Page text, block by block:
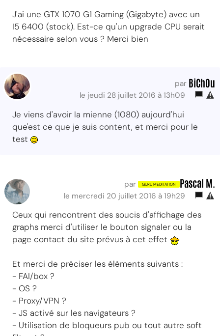
J'ai une GTX 1070 G1 Gaming (Gigabyte) avec un
I5 6400 (stock). Est-ce qu'un upgrade CPU serait
nécessaire selon vous ? Merci bien
par BiChOu
le jeudi 28 juillet 2016 à 13h09
Je viens d'avoir la mienne (1080) aujourd'hui
que'est ce que je suis content, et merci pour le
test
par Pascal M.
le mercredi 20 juillet 2016 à 19h29
Ceux qui rencontrent des soucis d'affichage des
graphs merci d'utiliser le bouton signaler ou la
page contact du site prévus à cet effet
Et merci de préciser les éléments suivants :
- FAI/box ?
- OS ?
- Proxy/VPN ?
- JS activé sur les navigateurs ?
- Utilisation de bloqueurs pub ou tout autre soft